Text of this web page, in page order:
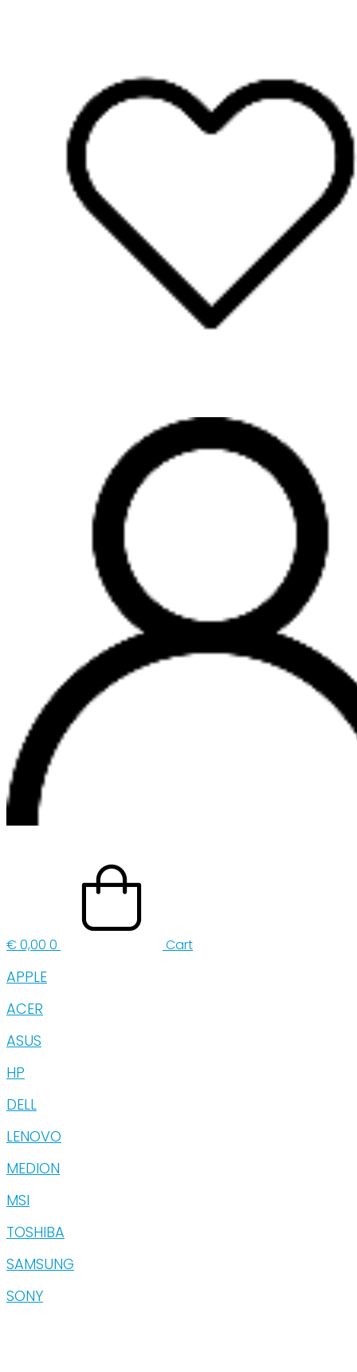
€0,00 0 Cart
APPLE
ACER
ASUS
HP
DELL
LENOVO
MEDION
MSI
TOSHIBA
SAMSUNG
SONY